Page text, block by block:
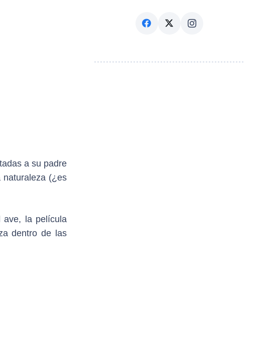
a su padre
(¿es
ave, la película
dentro de las